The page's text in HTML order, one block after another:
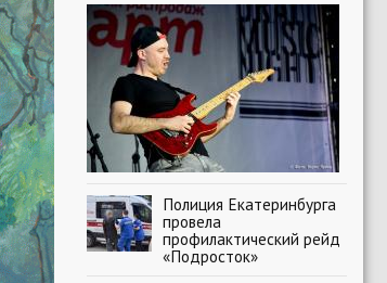
Полиция Екатеринбурга
провела
профилактический рейд
«Подросток»